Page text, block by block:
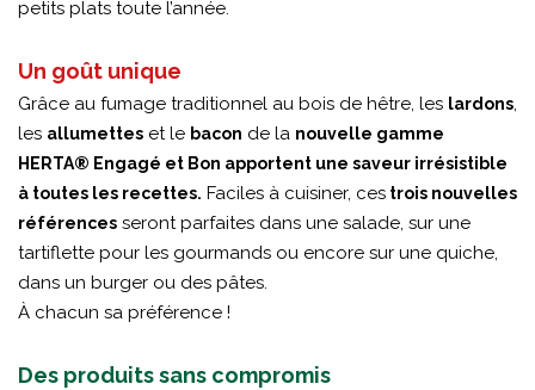
petits plats toute l’année.
Un goût unique
Grâce au fumage traditionnel au bois de hêtre, les lardons,
les allumettes et le bacon de la nouvelle gamme
HERTA® Engagé et Bon apportent une saveur irrésistible
à toutes les recettes. Faciles à cuisiner, ces trois nouvelles
références seront parfaites dans une salade, sur une
tartiflette pour les gourmands ou encore sur une quiche,
dans un burger ou des pâtes.
À chacun sa préférence !
Des produits sans compromis